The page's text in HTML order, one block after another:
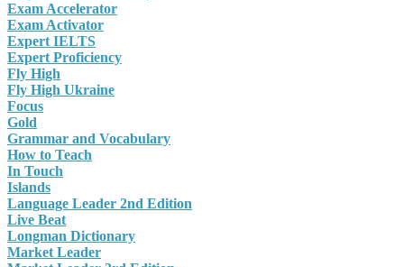
Exam Accelerator
Exam Activator
Expert IELTS
Expert Proficiency
Fly High
Fly High Ukraine
Focus
Gold
Grammar and Vocabulary
How to Teach
In Touch
Islands
Language Leader 2nd Edition
Live Beat
Longman Dictionary
Market Leader